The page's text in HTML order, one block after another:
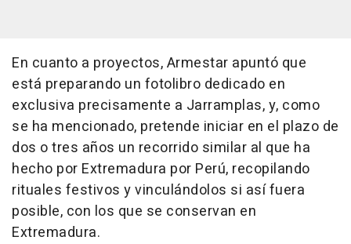
En cuanto a proyectos, Armestar apuntó que
está preparando un fotolibro dedicado en
exclusiva precisamente a Jarramplas, y, como
se ha mencionado, pretende iniciar en el plazo de
dos o tres años un recorrido similar al que ha
hecho por Extremadura por Perú, recopilando
rituales festivos y vinculándolos si así fuera
posible, con los que se conservan en
Extremadura.